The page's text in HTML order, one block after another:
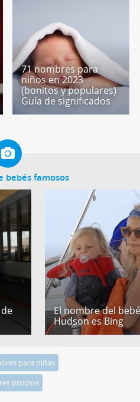
71 nombres para
niños en 2023
(bonitos y populares)
Guía de significados
bebés famosos
El nombre del
Hudson es Bing
para niñas
propios